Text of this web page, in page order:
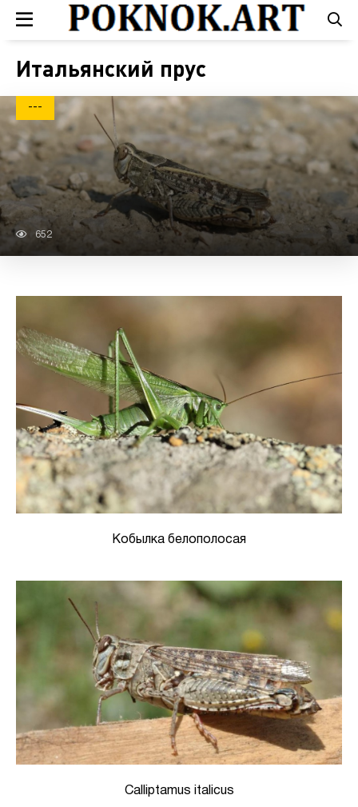
Итальянский прус
---
652
Кобылка белополосая
Calliptamus italicus